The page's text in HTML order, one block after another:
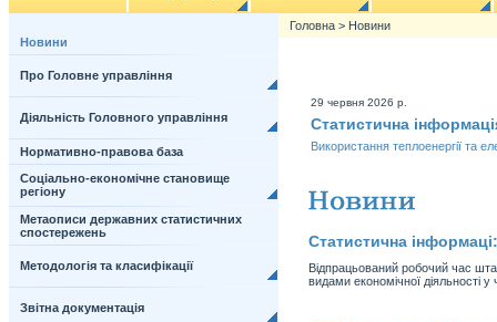
Новини
Про Головне управління
Діяльність Головного управління
Нормативно-правова база
Соціально-економічне становище
регіону
Метаописи державних статистичних
спостережень
Методологія та класифікації
Звітна документація
Головна > Новини
29 червня 2026 р.
Статистична
Використання теплоенергії та
Статистична інформаці:
Відпрацьований робочий час
видами економічної діяльності у